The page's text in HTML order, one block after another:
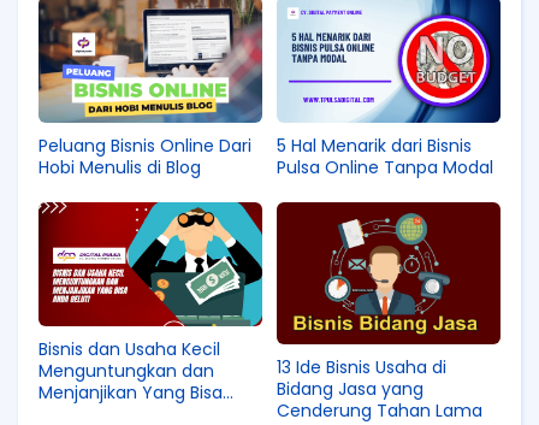
Peluang Bisnis Online Dari
Hobi Menulis di Blog
5 Hal Menarik dari Bisnis
Pulsa Online Tanpa Modal
Bisnis dan Usaha Kecil
Menguntungkan dan
Menjanjikan Yang Bisa
13 Ide Bisnis Usaha di
Bidang Jasa yang
Cenderung Tahan Lama